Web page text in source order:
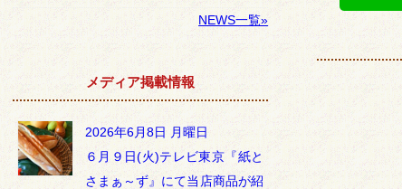
NEWS一覧»
メディア掲載情報
2026年6月8日 月曜日
６月９日(火)テレビ東京『紙と
さまぁ～ず』にて当店商品が紹